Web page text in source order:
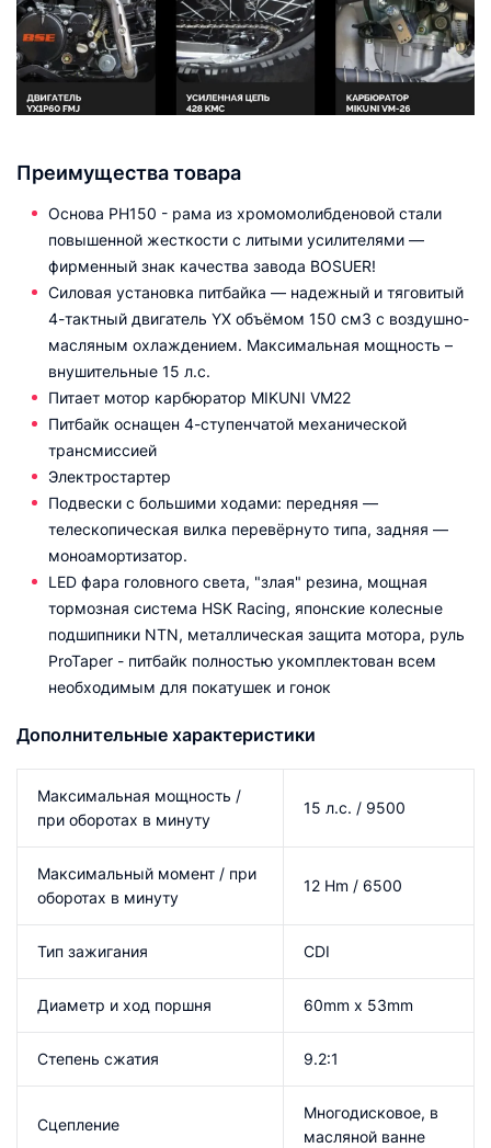
Преимущества товара
Основа PH150 - рама из хромомолибденовой стали
повышенной жесткости с литыми усилителями —
фирменный знак качества завода BOSUER!
Cиловая установка питбайка — надежный и тяговитый
4-тактный двигатель YX объёмом 150 см3 с воздушно-
масляным охлаждением. Максимальная мощность –
внушительные 15 л.с.
Питает мотор карбюратор MIKUNI VM22
Питбайк оснащен 4-ступенчатой механической
трансмиссией
Электростартер
Подвески с большими ходами: передняя —
телескопическая вилка перевёрнуто типа, задняя —
моноамортизатор.
LED фара головного света, "злая" резина, мощная
тормозная система HSK Racing, японские колесные
подшипники NTN, металлическая защита мотора, руль
ProTaper - питбайк полностью укомплектован всем
необходимым для покатушек и гонок
Дополнительные характеристики
Максимальная мощность /
при оборотах в минуту
15 л.с. / 9500
Максимальный момент / при
оборотах в минуту
12 Hm / 6500
Тип зажигания CDI
Диаметр и ход поршня 60mm x 53mm
Степень сжатия 9.2:1
Сцепление
Многодисковое, в
масляной ванне